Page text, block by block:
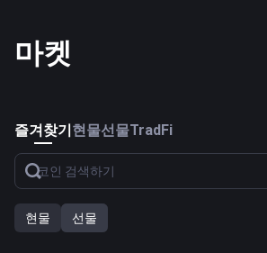
마켓
즐겨찾기현물선물TradFi
현물 선물